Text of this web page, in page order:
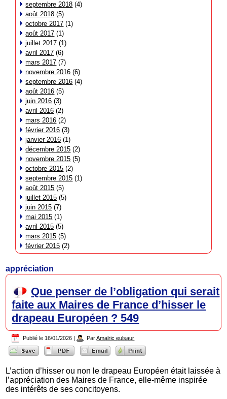
septembre 2018 (4)
août 2018 (5)
octobre 2017 (1)
août 2017 (1)
juillet 2017 (1)
avril 2017 (6)
mars 2017 (7)
novembre 2016 (6)
septembre 2016 (4)
août 2016 (5)
juin 2016 (3)
avril 2016 (2)
mars 2016 (2)
février 2016 (3)
janvier 2016 (1)
décembre 2015 (2)
novembre 2015 (5)
octobre 2015 (2)
septembre 2015 (1)
août 2015 (5)
juillet 2015 (5)
juin 2015 (7)
mai 2015 (1)
avril 2015 (5)
mars 2015 (5)
février 2015 (2)
appréciation
Que penser de l’obligation qui serait
faite aux Maires de France d’hisser le
drapeau Européen ? 549
Publié le 16/01/2026 | Par Amalric eulsaur
L’action d’hisser ou non le drapeau Européen était laissée à
l’appréciation des Maires de France, elle-même inspirée
des intérêts de ses concitoyens.